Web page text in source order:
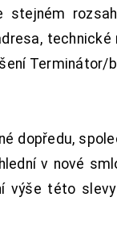
stejném
technické
Terminátor/
dopředu,
v nové
výše této